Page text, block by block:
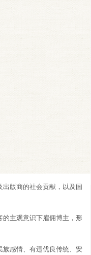
版商的社会贡献，以及国
主观意识下雇佣博主，形
感情、有违优良传统、安